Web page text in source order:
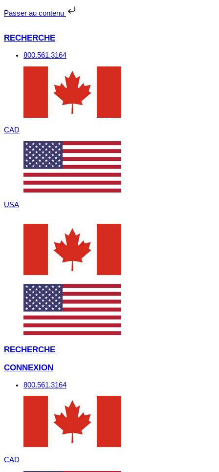
Passer au contenu
au
contenu
RECHERCHE
800.561.3164
CAD
USA
RECHERCHE
CONNEXION
800.561.3164
CAD